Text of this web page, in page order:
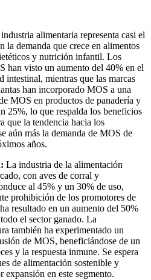
alimentaria representa casi el
la demanda que crece en alimentos
y nutrición infantil. Los
han visto un aumento del 40% en el
intestinal, mientras que las marcas
han incorporado MOS a una
MOS en productos de panadería y
25%, lo que respalda los beneficios
que la tendencia hacia los
aún más la demanda de MOS de
años.
La industria de la alimentación
con aves de corral y
al 45% y un 30% de uso,
prohibición de los promotores de
resultado en un aumento del 50%
el sector ganado. La
también ha experimentado un
de MOS, beneficiándose de un
y la respuesta inmune. Se espera
de alimentación sostenible y
en este segmento.